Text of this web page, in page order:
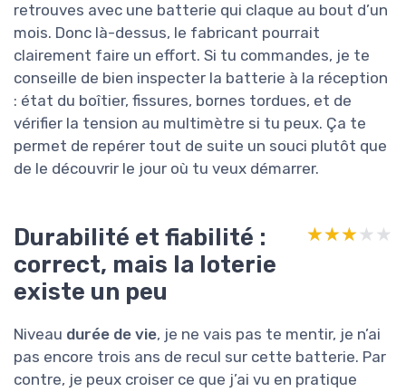
retrouves avec une batterie qui claque au bout d’un
mois. Donc là-dessus, le fabricant pourrait
clairement faire un effort. Si tu commandes, je te
conseille de bien inspecter la batterie à la réception
: état du boîtier, fissures, bornes tordues, et de
vérifier la tension au multimètre si tu peux. Ça te
permet de repérer tout de suite un souci plutôt que
de le découvrir le jour où tu veux démarrer.
Durabilité et fiabilité :
correct, mais la loterie
existe un peu
★★★★★
★★★★★
Niveau durée de vie, je ne vais pas te mentir, je n’ai
pas encore trois ans de recul sur cette batterie. Par
contre, je peux croiser ce que j’ai vu en pratique